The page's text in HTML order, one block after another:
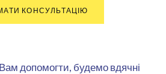
КОНСУЛЬТАЦІЮ
допомогти, будемо вдячні